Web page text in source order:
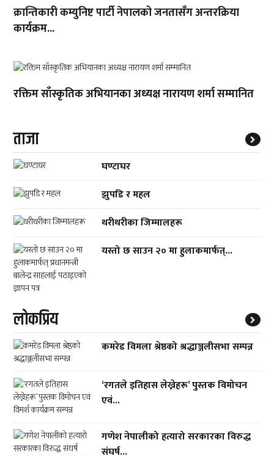
क्रान्तिकारी कम्युनिष्ट पार्टी नेपालको जनतासँग अन्तरक्रिया
कार्यक्रम...
रक्तिम साँस्कृतिक अभियानका अध्यक्ष नारायण शर्मा सम्मानित
ताजा
घण्टाघर
झुपडि र महल
थरीथरीका जिम्मालहरू
यस्तो छ साउन २० मा हुलाकमार्फत्...
लाेकप्रिय
कमरेड विमला श्रेष्ठको श्रद्धाञ्जलीसभा सम्पन्न
‘रगतले इतिहास लेख्नेहरू’ पुस्तक विमोचन
एवं...
गणेश नेपालीको हत्यारो सरकारका विरुद्ध
संघर्ष...